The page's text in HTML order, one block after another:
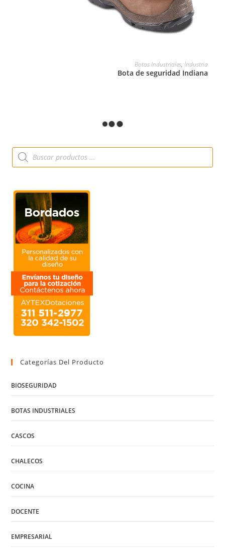
Botas Industriales,Industria
Bota de seguridad Indiana
Categorías Del Producto
BIOSEGURIDAD
BOTAS INDUSTRIALES
CASCOS
CHALECOS
COCINA
DOCENTE
EMPRESARIAL